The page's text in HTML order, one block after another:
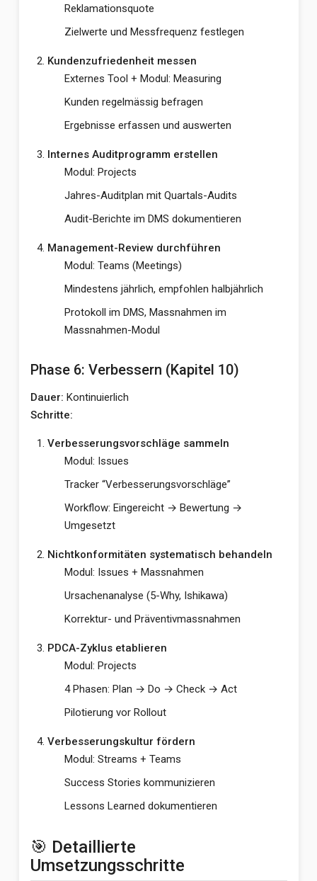
Reklamationsquote
Zielwerte und Messfrequenz festlegen
Kundenzufriedenheit messen
Externes Tool + Modul: Measuring
Kunden regelmässig befragen
Ergebnisse erfassen und auswerten
Internes Auditprogramm erstellen
Modul: Projects
Jahres-Auditplan mit Quartals-Audits
Audit-Berichte im DMS dokumentieren
Management-Review durchführen
Modul: Teams (Meetings)
Mindestens jährlich, empfohlen halbjährlich
Protokoll im DMS, Massnahmen im
Massnahmen-Modul
Phase 6: Verbessern (Kapitel 10)
Dauer: Kontinuierlich
Schritte:
Verbesserungsvorschläge sammeln
Modul: Issues
Tracker “Verbesserungsvorschläge”
Workflow: Eingereicht → Bewertung →
Umgesetzt
Nichtkonformitäten systematisch behandeln
Modul: Issues + Massnahmen
Ursachenanalyse (5-Why, Ishikawa)
Korrektur- und Präventivmassnahmen
PDCA-Zyklus etablieren
Modul: Projects
4 Phasen: Plan → Do → Check → Act
Pilotierung vor Rollout
Verbesserungskultur fördern
Modul: Streams + Teams
Success Stories kommunizieren
Lessons Learned dokumentieren
🎯 Detaillierte
Umsetzungsschritte